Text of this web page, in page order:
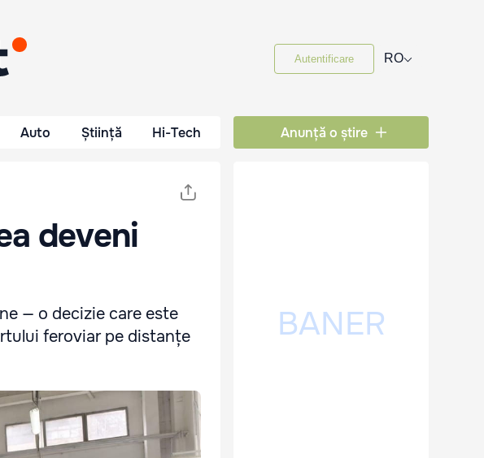
Autentificare RO⌵
Auto Știință Hi-Tech Anunță o știre
deveni
— o decizie care este
feroviar pe distanțe